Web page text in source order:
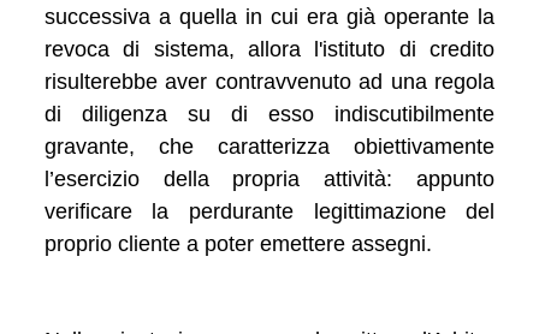
successiva a quella in cui era già operante la
revoca di sistema, allora l'istituto di credito
risulterebbe aver contravvenuto ad una regola
di diligenza su di esso indiscutibilmente
gravante, che caratterizza obiettivamente
l’esercizio della propria attività: appunto
verificare la perdurante legittimazione del
proprio cliente a poter emettere assegni.